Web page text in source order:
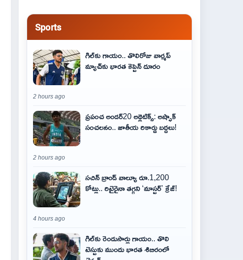
Sports
గిల్‌కు గాయం.. తొలిరోజు వార్మప్‌
మ్యాచ్‌కు భారత కెప్టెన్‌ దూరం
2 hours ago
ప్రపంచ అండర్20 అథ్లెటిక్స్: అష్ఫాక్
సంచలనం.. జాతీయ రికార్డు బద్దలు!
2 hours ago
సచిన్ బ్రాండ్ వాల్యూ రూ.1,200
కోట్లు.. రిటైరైనా తగ్గని ‘మాస్టర్’ క్రేజ్!
4 hours ago
గిల్‌కు రెండుసార్లు గాయం.. తొలి
టెస్టుకు ముందు భారత శిబిరంలో